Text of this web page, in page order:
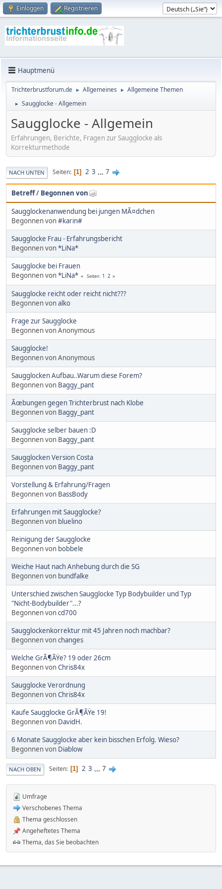
Einloggen Registrieren
Hauptmenü
Trichterbrustforum.de ► Allgemeines ► Allgemeine Themen
► Saugglocke - Allgemein
Saugglocke - Allgemein
Erfahrungen, Berichte, Fragen zur Saugglocke als
Korrekturmethode
NACH UNTEN Seiten 1 2 3 ... 7
Betreff/ Begonnen von
Saugglockenanwendung bei jungen MÃ¤dchen
Begonnen von#karin#
Saugglocke Frau - Erfahrungsbericht
Begonnen von*LiNa*
Saugglocke bei Frauen
Begonnen von*LiNa* Seiten 1 2
Saugglocke reicht oder reicht nicht???
Begonnen vonalko
Frage zur Saugglocke
Begonnen von Anonymous
Saugglocke!
Begonnen von Anonymous
Saugglocken Aufbau..Warum diese Forem?
Begonnen von Baggy_pant
Ãœbungen gegen Trichterbrust nach Klobe
Begonnen von Baggy_pant
Saugglocke selber bauen :D
Begonnen von Baggy_pant
Saugglocken Version Costa
Begonnen von Baggy_pant
Vorstellung & Erfahrung/Fragen
Begonnen von BassBody
Erfahrungen mit Saugglocke?
Begonnen von bluelino
Reinigung der Saugglocke
Begonnen von bobbele
Weiche Haut nach Anhebung durch die SG
Begonnen von bundfalke
Unterschied zwischen Saugglocke Typ Bodybuilder und Typ
"Nicht-Bodybuilder"...?
Begonnen voncd700
Saugglockenkorrektur mit 45 Jahren noch machbar?
Begonnen vonchanges
Welche GrÃ¶ÃŸe? 19 oder 26cm
Begonnen vonChris84x
Saugglocke Verordnung
Begonnen vonChris84x
Kaufe Saugglocke GrÃ¶ÃŸe 19!
Begonnen von DavidH.
6 Monate Saugglocke aber kein bisschen Erfolg. Wieso?
Begonnen von Diablow
NACH OBEN Seiten 1 2 3 ... 7
Umfrage
Verschobenes Thema
Thema geschlossen
Angeheftetes Thema
Thema, das Sie beobachten